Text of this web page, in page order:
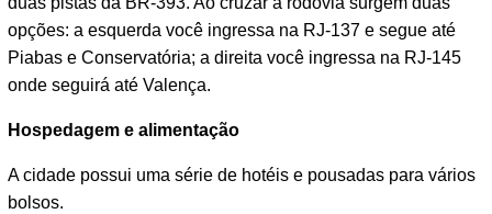
opções: a esquerda você ingressa na RJ-137 e segue até
Piabas e Conservatória; a direita você ingressa na RJ-145
onde seguirá até Valença.
Hospedagem e alimentação
A cidade possui uma série de hotéis e pousadas para vários
bolsos.